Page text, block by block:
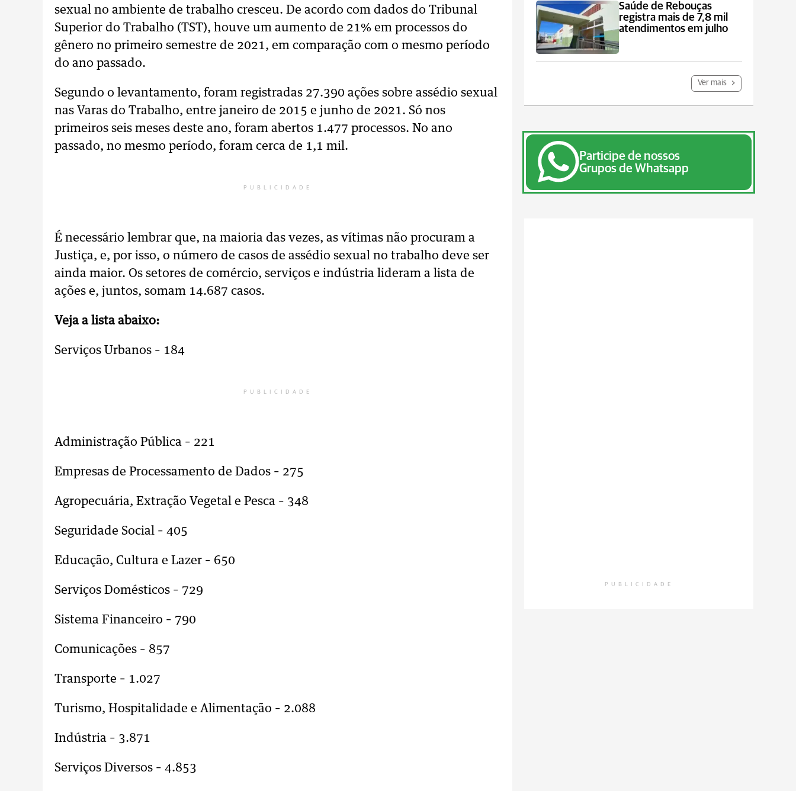
sexual no ambiente de trabalho cresceu. De acordo com dados do Tribunal
Superior do Trabalho (TST), houve um aumento de 21% em processos do
gênero no primeiro semestre de 2021, em comparação com o mesmo período
do ano passado.
Segundo o levantamento, foram registradas 27.390 ações sobre assédio sexual
nas Varas do Trabalho, entre janeiro de 2015 e junho de 2021. Só nos
primeiros seis meses deste ano, foram abertos 1.477 processos. No ano
passado, no mesmo período, foram cerca de 1,1 mil.
PUBLICIDADE
É necessário lembrar que, na maioria das vezes, as vítimas não procuram a
Justiça, e, por isso, o número de casos de assédio sexual no trabalho deve ser
ainda maior. Os setores de comércio, serviços e indústria lideram a lista de
ações e, juntos, somam 14.687 casos.
Veja a lista abaixo:
Serviços Urbanos – 184
PUBLICIDADE
Administração Pública – 221
Empresas de Processamento de Dados – 275
Agropecuária, Extração Vegetal e Pesca – 348
Seguridade Social – 405
Educação, Cultura e Lazer – 650
Serviços Domésticos – 729
Sistema Financeiro – 790
Comunicações – 857
Transporte – 1.027
Turismo, Hospitalidade e Alimentação – 2.088
Indústria – 3.871
Serviços Diversos – 4.853
Saúde de Rebouças
registra mais de 7,8 mil
atendimentos em julho
Ver mais
Participe de nossos
Grupos de Whatsapp
PUBLICIDADE